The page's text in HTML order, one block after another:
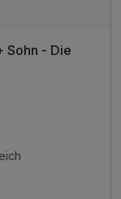
Sohn - Die